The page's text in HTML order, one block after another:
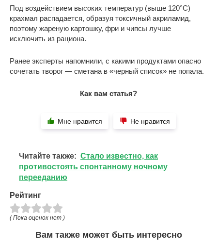
Под воздействием высоких температур (выше 120°C)
крахмал распадается, образуя токсичный акриламид,
поэтому жареную картошку, фри и чипсы лучше
исключить из рациона.
Ранее эксперты напомнили, с какими продуктами опасно
сочетать творог — сметана в «черный список» не попала.
Как вам статья?
Мне нравится Не нравится
Читайте также: Стало известно, как
противостоять спонтанному ночному
перееданию
Рейтинг
( Пока оценок нет )
Вам также может быть интересно